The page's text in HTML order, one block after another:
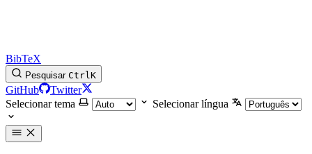
BibTeX
Pesquisar CtrlK
GitHub
Twitter
Selecionar tema
Selecionar língua